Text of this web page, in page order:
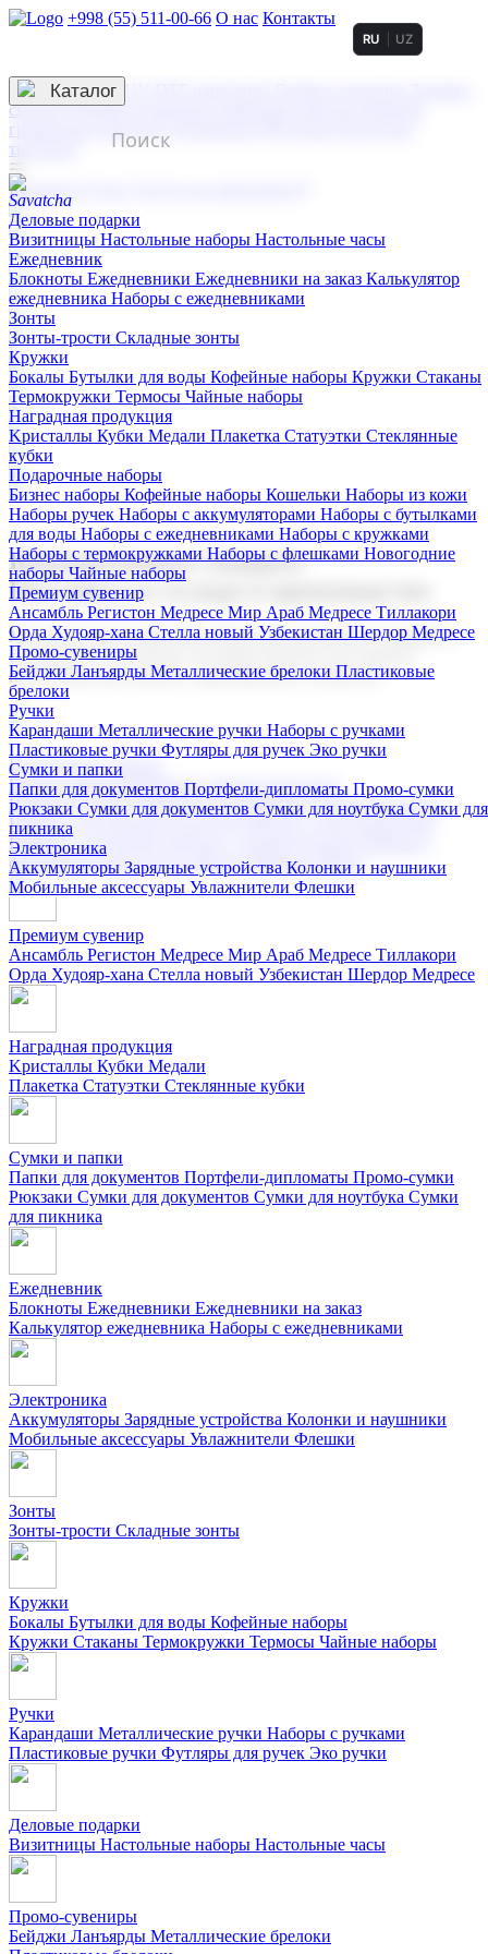
+998 (55) 511-00-66 О нас Контакты
3D гравировка
смолой (Doming)
гравировка твердая
тиснение
RU UZ
☰
Контакты
Каталог
Деловые подарки
Визитницы Настольные наборы Настольные часы
Ежедневник
Блокноты Ежедневники Ежедневники на заказ Калькулятор
ежедневника Наборы с ежедневниками
Зонты
Зонты-трости Складные зонты
Кружки
Бокалы Бутылки для воды Кофейные наборы Кружки Стаканы
Термокружки Термосы Чайные наборы
Наградная продукция
Kристаллы Кубки Медали Плакетка Статуэтки Стеклянные
кубки
Подарочные наборы
Бизнес наборы Кофейные наборы Кошельки Наборы из кожи
Наборы ручек Наборы с аккумуляторами Наборы с бутылками
для воды Наборы с ежедневниками Наборы с кружками
Наборы с термокружками Наборы с флешками Новогодние
наборы Чайные наборы
Премиум сувенир
Ансамбль Регистон Медресе Мир Араб Медресе Тиллакори
Орда Худояр-хана Стелла новый Узбекистан Шердор Медресе
Промо-сувениры
Бейджи Ланъярды Металлические брелоки Пластиковые
брелоки
Ручки
Карандаши Металлические ручки Наборы с ручками
Пластиковые ручки Футляры для ручек Эко ручки
Сумки и папки
Папки для документов Портфели-дипломаты Промо-сумки
Рюкзаки Сумки для документов Сумки для ноутбука Сумки для
пикника
Электроника
Аккумуляторы Зарядные устройства Колонки и наушники
Мобильные аксессуары Увлажнители Флешки
Корпоративные подарки
Поставка со склада и производство
Мы предлагаем широкий выбор корпоративных подарков и
сувениров с логотипом. В нашем каталоге вы найдете
продукцию для бизнеса, мероприятия и клиентов.
Подарочные наборы
Бизнес наборыКофейные наборы Кошельки
Наборы из кожиНаборы ручекНаборы с аккумуляторами
Наборы с бутылками для воды
Наборы с ежедневниками
Наборы с кружками
флешкамиНовогодние наборыЧайные наборы
Премиум сувенир
Ансамбль Регистон Медресе Мир Араб Медресе Тиллакори
Орда Худояр-хана Стелла новый Узбекистан Шердор Медресе
Наградная продукция
Kристаллы Кубки Медали
Плакетка Статуэтки Стеклянные кубки
Сумки и папки
Папки для документов Портфели-дипломаты Промо-сумки
Рюкзаки Сумки для документов Сумки для ноутбука Сумки
для пикника
Ежедневник
Блокноты Ежедневники Ежедневники на заказ
Калькулятор ежедневника Наборы с ежедневниками
Электроника
Аккумуляторы Зарядные устройства Колонки и наушники
Мобильные аксессуары Увлажнители Флешки
Зонты
Зонты-трости Складные зонты
Кружки
Бокалы Бутылки для воды Кофейные наборы
Кружки Стаканы Термокружки Термосы Чайные наборы
Ручки
Карандаши Металлические ручки Наборы с ручками
Пластиковые ручки Футляры для ручек Эко ручки
Деловые подарки
Визитницы Настольные наборы Настольные часы
Промо-сувениры
Бейджи Ланъярды Металлические брелоки